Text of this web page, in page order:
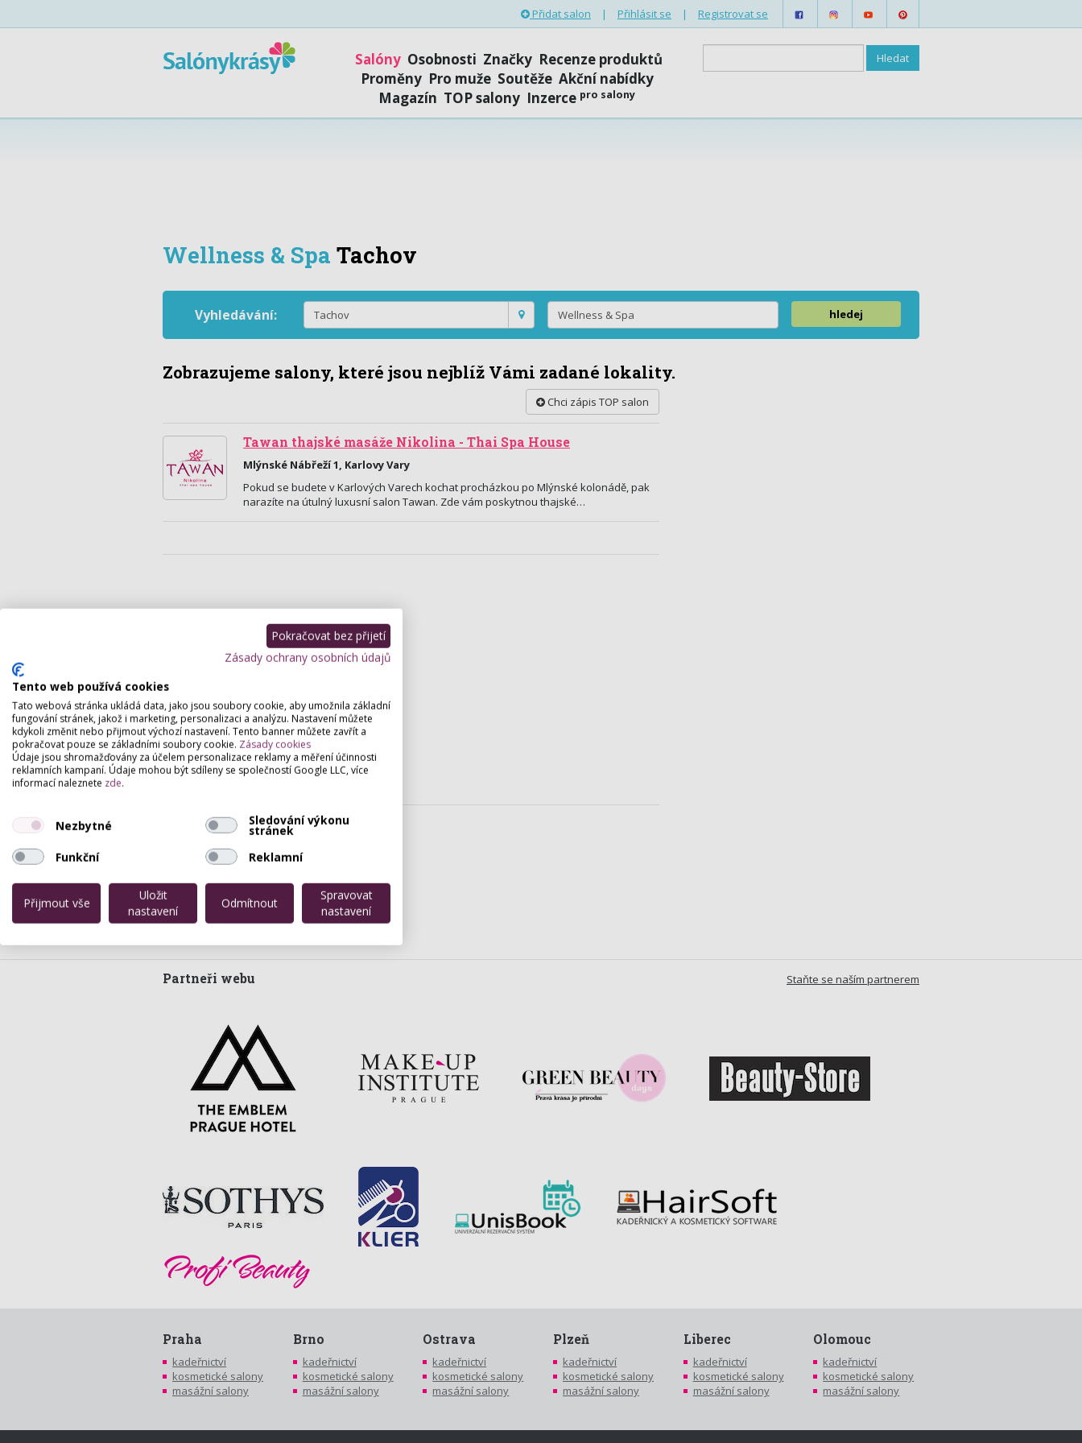
Přidat salon | Přihlásit se | Registrovat se
Salóny Osobnosti Značky Recenze produktů
Proměny Pro muže Soutěže Akční nabídky
Magazín TOP salony Inzerce pro salony
Wellness & Spa Tachov
Vyhledávání: hledej
Zobrazujeme salony, které jsou nejblíž Vámi zadané lokality.
Chci zápis TOP salon
Tawan thajské masáže Nikolina - Thai Spa House
Mlýnské Nábřeží 1, Karlovy Vary
Pokud se budete v Karlových Varech kochat procházkou po Mlýnské kolonádě, pak
narazíte na útulný luxusní salon Tawan. Zde vám poskytnou thajské…
Staňte se naším partnerem
Partneři webu
Praha
kadeřnictví
kosmetické salony
masážní salony
Brno
kadeřnictví
kosmetické salony
masážní salony
Ostrava
kadeřnictví
kosmetické salony
masážní salony
Plzeň
kadeřnictví
kosmetické salony
masážní salony
Liberec
kadeřnictví
kosmetické salony
masážní salony
Olomouc
kadeřnictví
kosmetické salony
masážní salony
Pokračovat bez přijetí
Zásady ochrany osobních údajů
Tento web používá cookies
Tato webová stránka ukládá data, jako jsou soubory cookie, aby umožnila základní
fungování stránek, jakož i marketing, personalizaci a analýzu. Nastavení můžete
kdykoli změnit nebo přijmout výchozí nastavení. Tento banner můžete zavřít a
pokračovat pouze se základními soubory cookie. Zásady cookies
Údaje jsou shromažďovány za účelem personalizace reklamy a měření účinnosti
reklamních kampaní. Údaje mohou být sdíleny se společností Google LLC, více
informací naleznete zde.
Nezbytné Sledování výkonu
stránek
Funkční
Reklamní
Přijmout vše
Uložit
nastavení
Odmítnout
Spravovat
nastavení